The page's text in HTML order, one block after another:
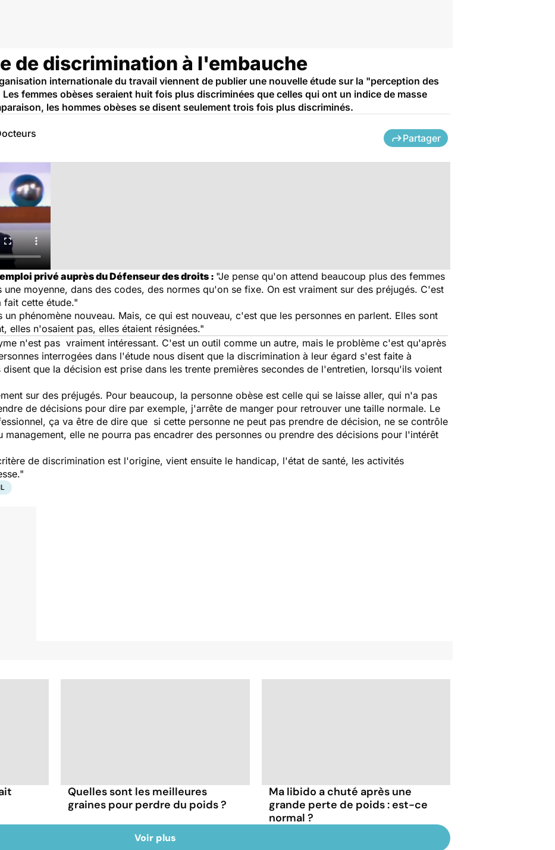
de discrimination à l'embauche
internationale du travail viennent de publier une nouvelle étude sur la "perception des
femmes obèses seraient huit fois plus discriminées que celles qui ont un indice de masse
les hommes obèses se disent seulement trois fois plus discriminés.
Partager
privé auprès du Défenseur des droits : "Je pense qu'on attend beaucoup plus des femmes
une moyenne, dans des codes, des normes qu'on se fixe. On est vraiment sur des préjugés. C'est
fait cette étude."
un phénomène nouveau. Mais, ce qui est nouveau, c'est que les personnes en parlent. Elles sont
elles n'osaient pas, elles étaient résignées."
n'est pas vraiment intéressant. C'est un outil comme un autre, mais le problème c'est qu'après
interrogées dans l'étude nous disent que la discrimination à leur égard s'est faite à
que la décision est prise dans les trente premières secondes de l'entretien, lorsqu'ils voient
sur des préjugés. Pour beaucoup, la personne obèse est celle qui se laisse aller, qui n'a pas
de décisions pour dire par exemple, j'arrête de manger pour retrouver une taille normale. Le
ça va être de dire que si cette personne ne peut pas prendre de décision, ne se contrôle
management, elle ne pourra pas encadrer des personnes ou prendre des décisions pour l'intérêt
de discrimination est l'origine, vient ensuite le handicap, l'état de santé, les activités
Quelles sont les meilleures
graines pour perdre du poids ?
Ma libido a chuté après une
grande perte de poids : est-ce
normal ?
Voir plus